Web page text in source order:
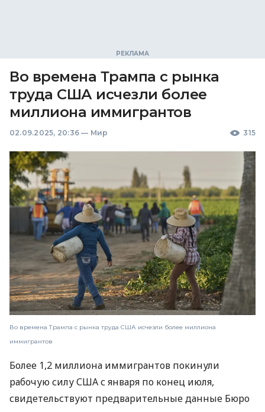
Во времена Трампа с рынка
труда США исчезли более
миллиона иммигрантов
02.09.2025, 20:36 — Мир 315
Во времена Трампа с рынка труда США исчезли более миллиона
иммигрантов
Более 1,2 миллиона иммигрантов покинули
рабочую силу США с января по конец июля,
свидетельствуют предварительные данные Бюро